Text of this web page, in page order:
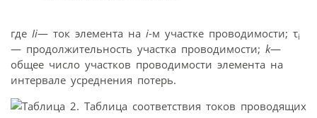
где Ii— ток элемента на i-м участке проводимости; τi
— продолжительность участка проводимости; k—
общее число участков проводимости элемента на
интервале усреднения потерь.